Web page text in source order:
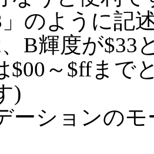
」のように記
B輝度が$33
$00～$ffまで
)
ーションの